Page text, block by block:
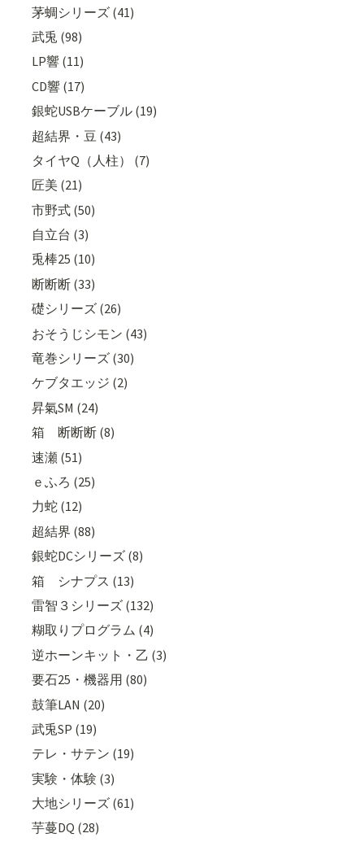
茅蜩シリーズ (41)
武兎 (98)
LP響 (11)
CD響 (17)
銀蛇USBケーブル (19)
超結界・豆 (43)
タイヤQ（人柱） (7)
匠美 (21)
市野式 (50)
自立台 (3)
兎棒25 (10)
断断断 (33)
礎シリーズ (26)
おそうじシモン (43)
竜巻シリーズ (30)
ケブタエッジ (2)
昇氣SM (24)
箱 断断断 (8)
速瀬 (51)
ｅふろ (25)
力蛇 (12)
超結界 (88)
銀蛇DCシリーズ (8)
箱 シナプス (13)
雷智３シリーズ (132)
糊取りプログラム (4)
逆ホーンキット・乙 (3)
要石25・機器用 (80)
鼓筆LAN (20)
武兎SP (19)
テレ・サテン (19)
実験・体験 (3)
大地シリーズ (61)
芋蔓DQ (28)